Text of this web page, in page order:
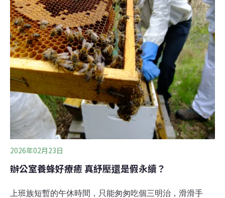
物開口說話你可曾想像過，一向沉默的植物，竟然開口和
你說話，甚至帶領你冥想。它不但有問必答，風趣幽默，
而且使用的還是你最熟悉的語言。劍橋大學植物園今年2
月的最新展覽「會說話的植物」（Talking Plants），主打
的就是這個奇妙的體驗。展覽使用人工智慧（AI），只要
用手機掃描特定的QR Code，就能和展出的植物對話，使
用語音或是文字，最多三分鐘。主辦單位為展出的20種植
物命名，並根據生物特性、歷史與文化淵源賦予它們不同
的個性。像
2026年02月23日
辦公室養蜂好療癒 真紓壓還是假永續？
上班族短暫的午休時間，只能匆匆吃個三明治，滑滑手